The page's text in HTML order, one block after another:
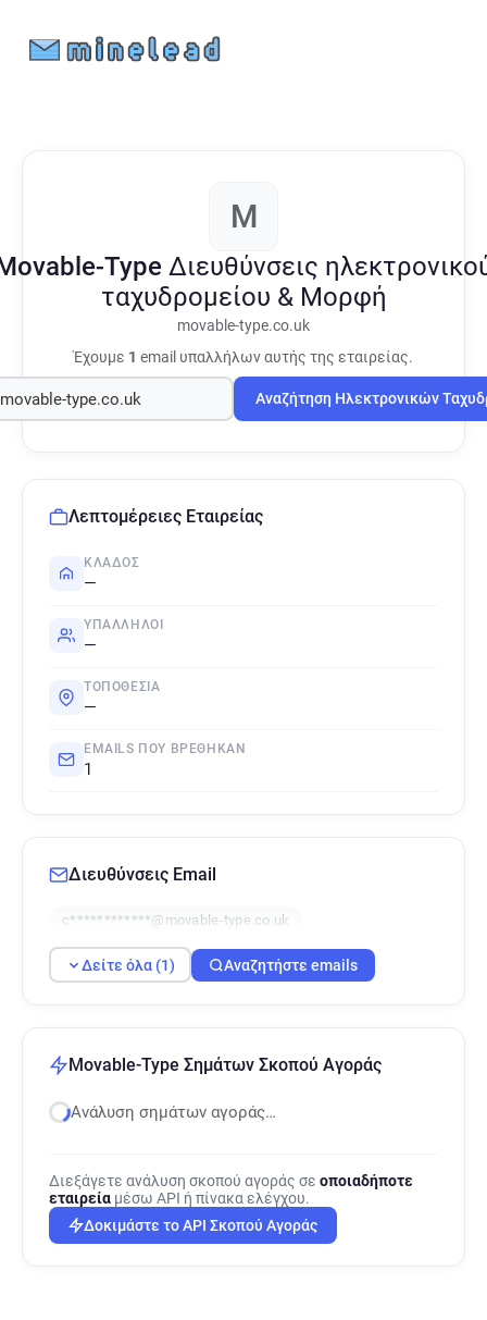
M
Type Διευθύνσεις
ταχυδρομείου & Μορφή
movable-type.co.uk
Έχουμε 1 email υπαλλήλων αυτής της εταιρείας.
Αναζήτηση Ηλεκτρονικών
Λεπτομέρειες Εταιρείας
ΚΛΆΔΟΣ
—
ΥΠΆΛΛΗΛΟΙ
—
ΤΟΠΟΘΕΣΊΑ
—
EMAILS ΠΟΥ ΒΡΈΘΗΚΑΝ
1
Διευθύνσεις Email
c************@movable-type.co.uk
Δείτε όλα (1) Αναζητήστε emails
Movable-Type Σημάτων Σκοπού Αγοράς
Ανάλυση σημάτων αγοράς…
Διεξάγετε ανάλυση σκοπού αγοράς σε οποιαδήποτε
εταιρεία μέσω API ή πίνακα ελέγχου.
Δοκιμάστε το API Σκοπού Αγοράς